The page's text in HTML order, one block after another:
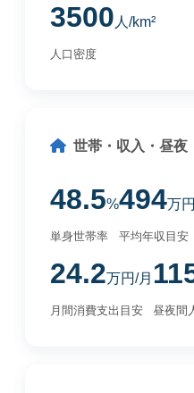
3500 人/km²
人口密度
世帯・収入・昼夜
48.5%
単身世帯率
494万円
平均年収目安
24.2万円/月
月間消費支出目安 昼夜間